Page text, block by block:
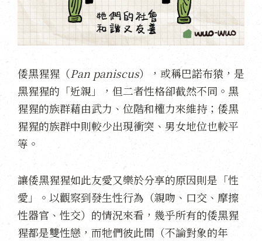
倭黑猩猩（Pan paniscus），或稱巴諾布猿，是
黑猩猩的「近親」，但二者性格卻截然不同。黑
猩猩的族群藉由武力、位階和權力來維持；倭黑
猩猩的族群中則較少出現衝突、男女地位也較平
等。
讓倭黑猩猩如此友愛又樂於分享的原因則是「性
愛」。以觀察到發生性行為（親吻、口交、摩擦
性器官、性交）的情況來看，幾乎所有的倭黑猩
猩都是雙性戀，而牠們彼此間（不論對象的年